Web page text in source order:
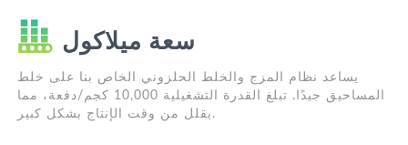
سعة ميلاكول
يساعد نظام المزج والخلط الحلزوني الخاص بنا على خلط
المساحيق جيدًا. تبلغ القدرة التشغيلية 10,000 كجم/دفعة، مما
يقلل من وقت الإنتاج بشكل كبير.